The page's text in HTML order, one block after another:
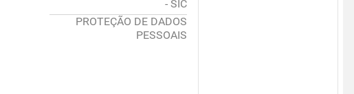
- SIC
PROTEÇÃO DE DADOS
PESSOAIS